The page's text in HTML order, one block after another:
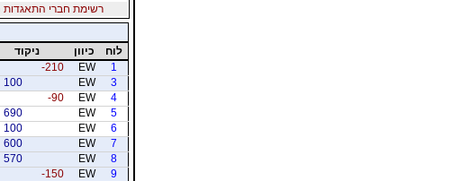
רשימת חברי התאגדות נכונה
לוח כיוון ניקוד
1
EW
-210
3
EW
100
4
EW
-90
5
EW
690
6
EW
100
7
EW
600
8
EW
570
9
EW
-150